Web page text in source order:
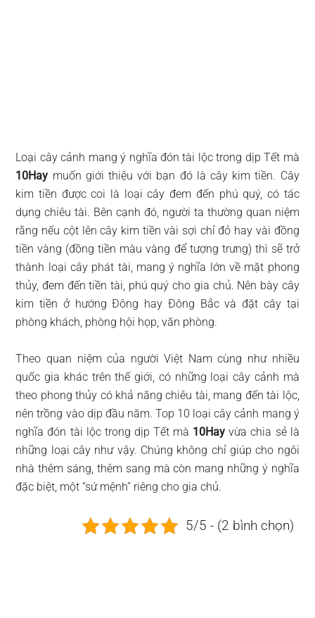
Loại cây cảnh mang ý nghĩa đón tài lộc trong dịp Tết mà
10Hay muốn giới thiệu với bạn đó là cây kim tiền. Cây
kim tiền được coi là loại cây đem đến phú quý, có tác
dụng chiêu tài. Bên cạnh đó, người ta thường quan niệm
rằng nếu cột lên cây kim tiền vài sợi chỉ đỏ hay vài đồng
tiền vàng (đồng tiền màu vàng để tượng trưng) thì sẽ trở
thành loại cây phát tài, mang ý nghĩa lớn về mặt phong
thủy, đem đến tiền tài, phú quý cho gia chủ. Nên bày cây
kim tiền ở hướng Đông hay Đông Bắc và đặt cây tại
phòng khách, phòng hội họp, văn phòng.
Theo quan niệm của người Việt Nam cùng như nhiều
quốc gia khác trên thế giới, có những loại cây cảnh mà
theo phong thủy có khả năng chiêu tài, mang đến tài lộc,
nên trồng vào dịp đầu năm. Top 10 loại cây cảnh mang ý
nghĩa đón tài lộc trong dịp Tết mà 10Hay vừa chia sẻ là
những loại cây như vậy. Chúng không chỉ giúp cho ngôi
nhà thêm sáng, thêm sang mà còn mang những ý nghĩa
đặc biệt, một “sứ mệnh” riêng cho gia chủ.
5/5 - (2 bình chọn)